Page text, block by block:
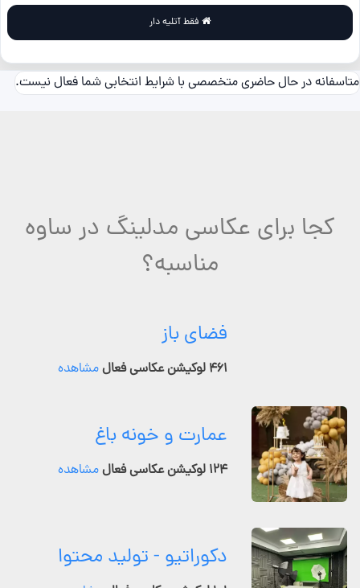
متاسفانه در حال حاضری متخصصی با شرایط انتخابی شما فعال نیست.
کجا برای عکاسی مدلینگ در ساوه
مناسبه؟
فضای باز
۴۶۱ لوکیشن عکاسی فعال مشاهده
عمارت و خونه باغ
۱۲۴ لوکیشن عکاسی فعال مشاهده
دکوراتیو - تولید محتوا